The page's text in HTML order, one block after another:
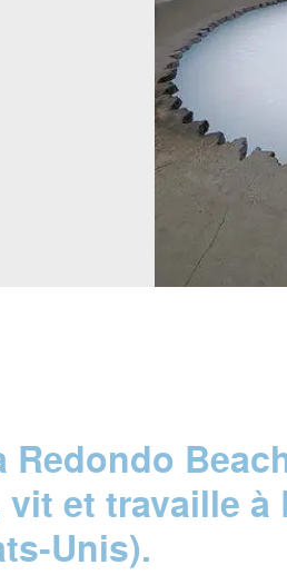
Redondo
et travaille à
Unis).